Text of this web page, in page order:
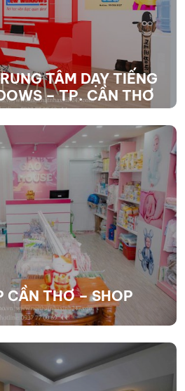
TÂM DẠY TIẾNG
– TP. CẦN THƠ
CẦN THƠ – SHOP